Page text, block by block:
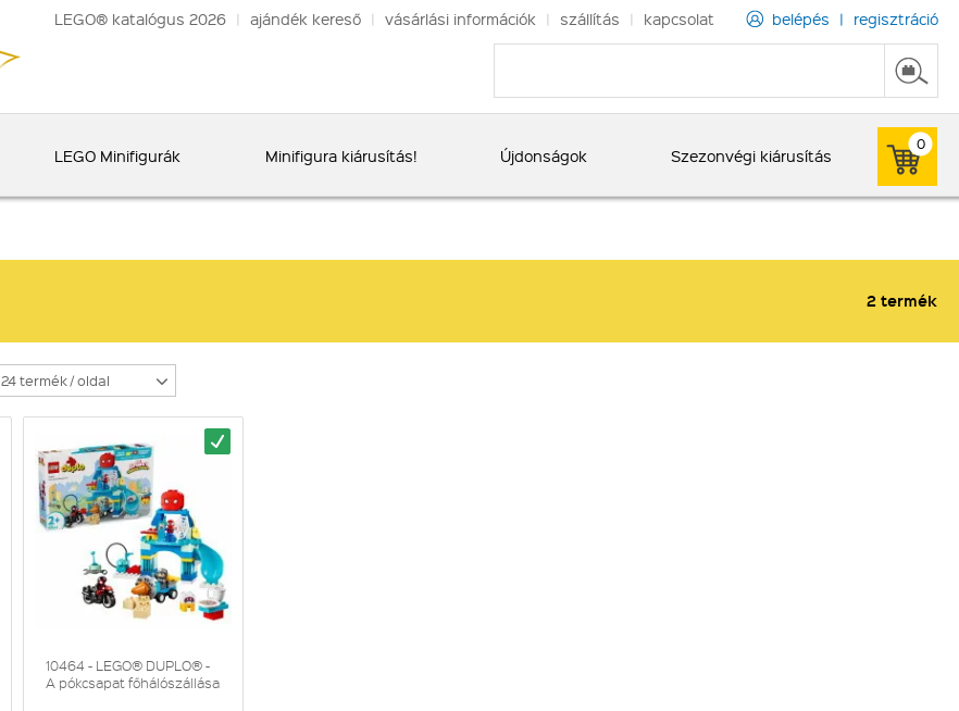
LEGO® katalógus 2026 | ajándék kereső | vásárlási információk | szállítás | kapcsolat belépés | regisztráció
LEGO Minifigurák Minifigura kiárusítás! Újdonságok Szezonvégi kiárusítás
0
2 termék
24 termék / oldal
10464 - LEGO® DUPLO® -
A pókcsapat főhálószállása